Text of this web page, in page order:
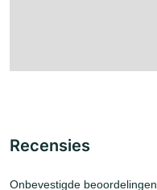
Recensies
Onbevestigde beoordelingen